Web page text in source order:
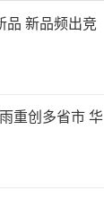
品 新品频出竞
重创多省市 华